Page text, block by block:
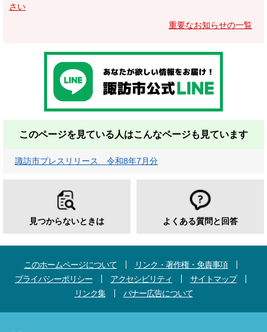
さい
重要なお知らせの一覧
このページを見ている人はこんなページも見ています
諏訪市プレスリリース 令和8年7月分
見つからないときは よくある質問と回答
このホームページについて
リンク・著作権・免責事項
プライバシーポリシー
アクセシビリティ
サイトマップ
リンク集
バナー広告について